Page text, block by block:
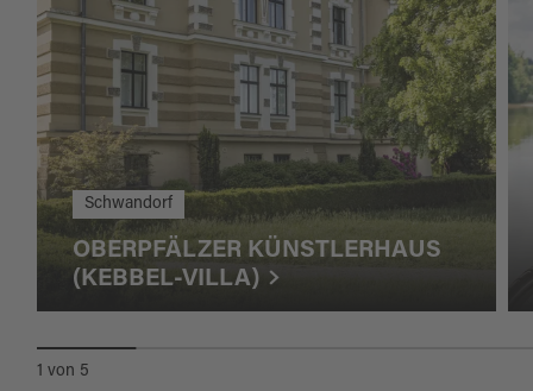
Schwandorf
OBERPFÄLZER KÜNSTLERHAUS
(KEBBEL-VILLA)
1 von 5